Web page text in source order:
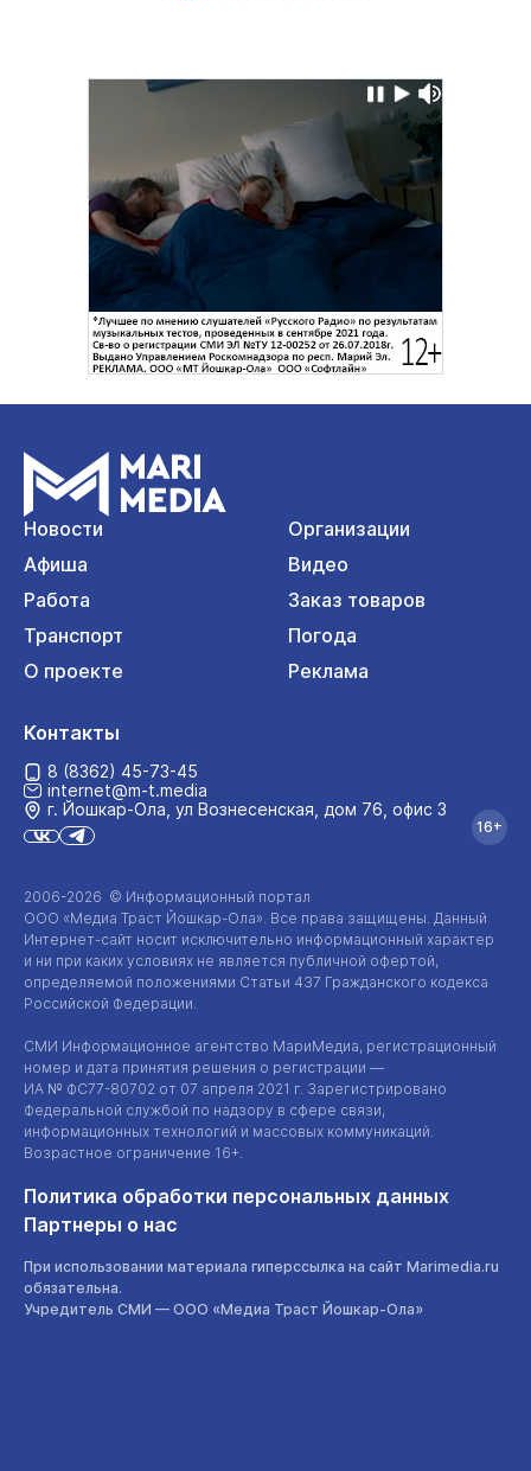
Новости
Организации
Афиша
Видео
Работа
Заказ товаров
Транспорт
Погода
О проекте
Реклама
2006-2026 © Информационный портал
ООО «Медиа Траст Йошкар-Ола». Все права защищены. Данный
Интернет-сайт носит исключительно информационный характер
и ни при каких условиях не является публичной офертой,
определяемой положениями Статьи 437 Гражданского кодекса
Российской Федерации.
СМИ Информационное агентство МариМедиа, регистрационный
номер и дата принятия решения о регистрации —
ИА № ФС77-80702 от 07 апреля 2021 г. Зарегистрировано
Федеральной службой по надзору в сфере связи,
информационных технологий и массовых коммуникаций.
Возрастное ограничение 16+.
Политика обработки персональных данных
Партнеры о нас
При использовании материала гиперссылка на сайт Marimedia.ru
обязательна.
Учредитель СМИ — ООО «Медиа Траст Йошкар-Ола»
Контакты
8 (8362) 45-73-45
internet@m-t.media
г. Йошкар‑Ола, ул Вознесенская, дом 76, офис 3
16+